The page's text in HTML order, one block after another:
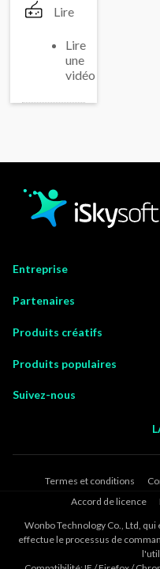
Lire
Lire
une
vidéo
Entreprise
Partenaires
Produits créatifs
Produits populaires
Suivez-nous
Termes et conditions
Accord de licence
Wonbo Technology Co., Ltd,
effectue le processus de